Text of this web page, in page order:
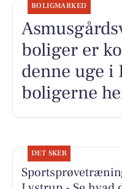
BOLIGMARKED
boliger er
denne uge i
boligerne
DET SKER